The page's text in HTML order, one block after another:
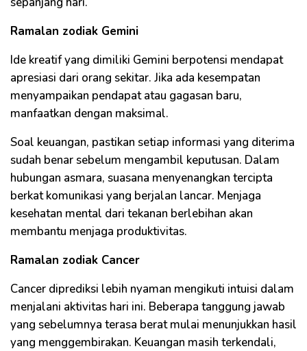
Ramalan zodiak Gemini
Ide kreatif yang dimiliki Gemini berpotensi mendapat
apresiasi dari orang sekitar. Jika ada kesempatan
menyampaikan pendapat atau gagasan baru,
manfaatkan dengan maksimal.
Soal keuangan, pastikan setiap informasi yang diterima
sudah benar sebelum mengambil keputusan. Dalam
hubungan asmara, suasana menyenangkan tercipta
berkat komunikasi yang berjalan lancar. Menjaga
kesehatan mental dari tekanan berlebihan akan
membantu menjaga produktivitas.
Ramalan zodiak Cancer
Cancer diprediksi lebih nyaman mengikuti intuisi dalam
menjalani aktivitas hari ini. Beberapa tanggung jawab
yang sebelumnya terasa berat mulai menunjukkan hasil
yang menggembirakan. Keuangan masih terkendali,